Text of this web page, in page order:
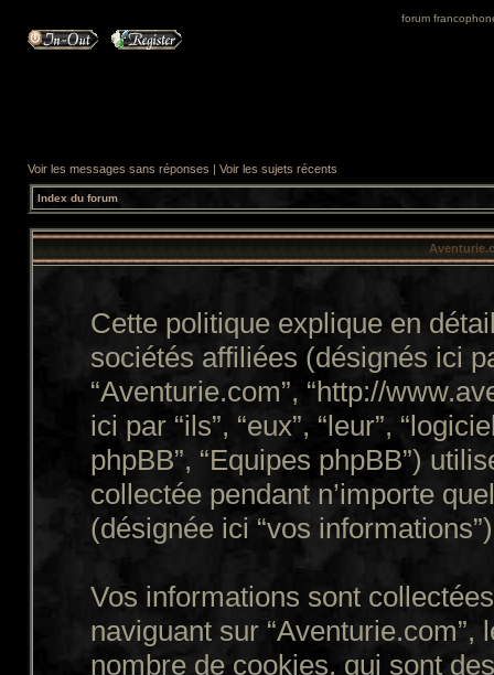
forum
Voir les messages sans réponses | Voir les sujets récents
Index du forum
Cette politique explique en
sociétés affiliées (désignés ici
“Aventurie.com”, “http://
ici par “ils”, “eux”, “leur”,
phpBB”, “Equipes phpBB”)
collectée pendant n’importe
(désignée ici “vos
Vos informations sont
naviguant sur
nombre de cookies, qui sont